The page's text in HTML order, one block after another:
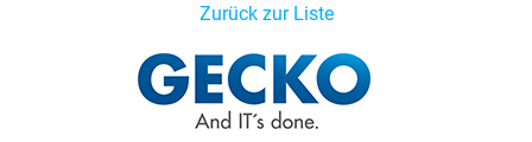
Zurück zur Liste